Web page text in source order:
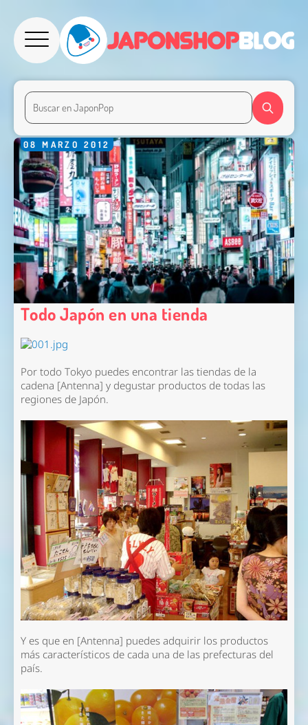
08 MARZO 2012
Todo Japón en una tienda
Por todo Tokyo puedes encontrar las tiendas de la
cadena [Antenna] y degustar productos de todas las
regiones de Japón.
Y es que en [Antenna] puedes adquirir los productos
más característicos de cada una de las prefecturas del
país.